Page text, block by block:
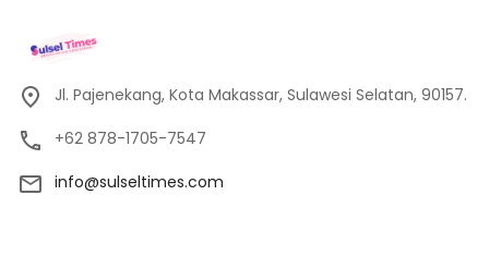
Jl. Pajenekang, Kota Makassar, Sulawesi Selatan, 90157.
+62 878-1705-7547
info@sulseltimes.com